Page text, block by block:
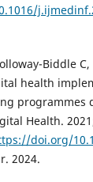
Biddle
health
programmes
Health.
doi.org/
2024.